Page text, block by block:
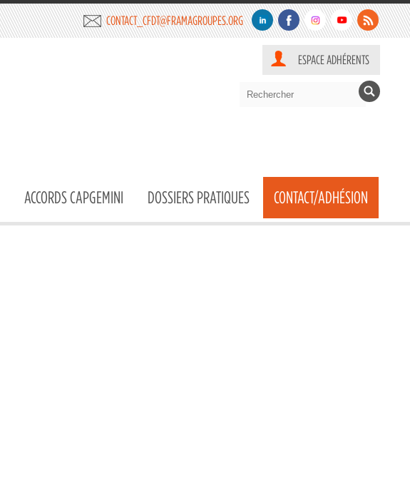
CONTACT_CFDT@FRAMAGROUPES.ORG
ESPACE ADHÉRENTS
ACCORDS CAPGEMINI DOSSIERS PRATIQUES CONTACT/ADHÉSION